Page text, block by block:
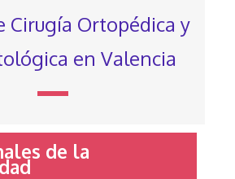
Cirugía Ortopédica y
en Valencia
de la